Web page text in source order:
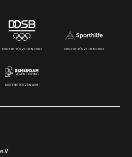
UNTERSTÜTZT DEN DBB UNTERSTÜTZT DEN DBB
UNTERSTÜTZEN WIR